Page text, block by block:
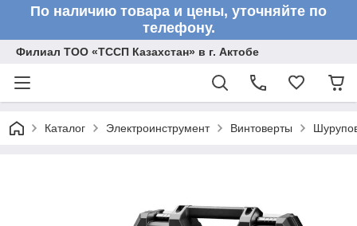
По наличию товара и цены, уточняйте по
телефону.
Филиал ТОО «ТССП Казахстан» в г. Актобе
Каталог Электроинструмент Винтоверты